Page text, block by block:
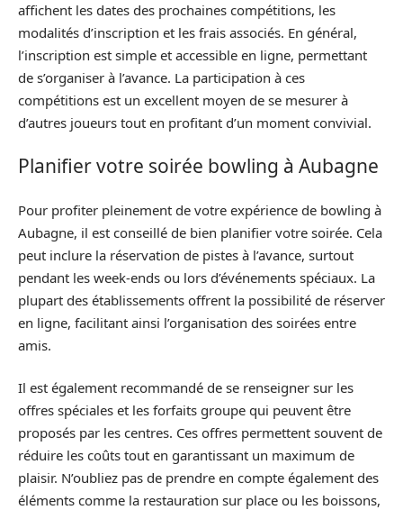
affichent les dates des prochaines compétitions, les
modalités d’inscription et les frais associés. En général,
l’inscription est simple et accessible en ligne, permettant
de s’organiser à l’avance. La participation à ces
compétitions est un excellent moyen de se mesurer à
d’autres joueurs tout en profitant d’un moment convivial.
Planifier votre soirée bowling à Aubagne
Pour profiter pleinement de votre expérience de bowling à
Aubagne, il est conseillé de bien planifier votre soirée. Cela
peut inclure la réservation de pistes à l’avance, surtout
pendant les week-ends ou lors d’événements spéciaux. La
plupart des établissements offrent la possibilité de réserver
en ligne, facilitant ainsi l’organisation des soirées entre
amis.
Il est également recommandé de se renseigner sur les
offres spéciales et les forfaits groupe qui peuvent être
proposés par les centres. Ces offres permettent souvent de
réduire les coûts tout en garantissant un maximum de
plaisir. N’oubliez pas de prendre en compte également des
éléments comme la restauration sur place ou les boissons,